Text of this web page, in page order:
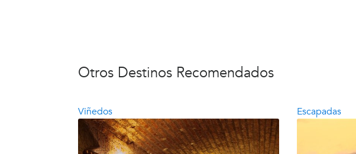
Otros Destinos Recomendados
Viñedos Escapadas